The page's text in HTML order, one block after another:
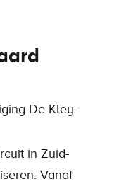
De Kley-
in Zuid-
Vanaf